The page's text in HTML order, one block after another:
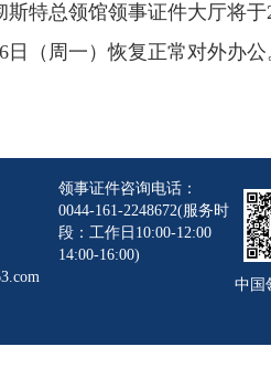
特总领馆领事证件大厅将于
（周一）恢复正常对外办公
领事证件咨询电话：
0044-161-2248672(服务时
段：工作日10:00-12:00
14:00-16:00)
中国